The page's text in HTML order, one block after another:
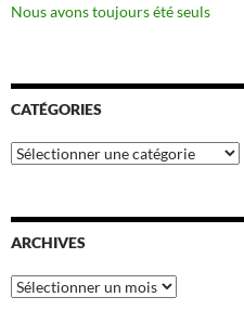
Nous avons toujours été seuls
CATÉGORIES
Catégories
ARCHIVES
Archives